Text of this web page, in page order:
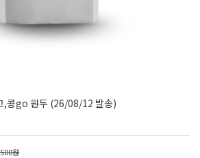
,콩go 원두 (26/08/12 발송)
원